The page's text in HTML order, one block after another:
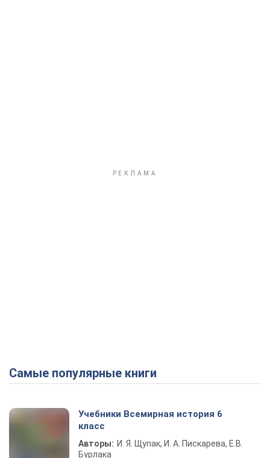
Самые популярные книги
Учебники Всемирная история 6
класс
Авторы: И. Я. Щупак, И. А. Пискарева, Е.В.
Бурлака